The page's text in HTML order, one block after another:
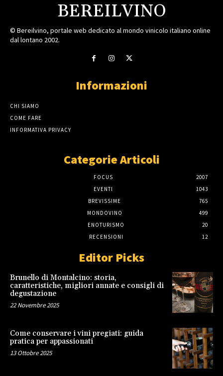
BEREILVINO
© Bereilvino, portale web dedicato al mondo vinicolo italiano online
dal lontano 2002.
Informazioni
CHI SIAMO
COME FARE
INFORMATIVA PRIVACY
Categorie Articoli
FOCUS
2007
EVENTI
1043
BREVISSIME
765
MONDOVINO
499
ENOTURISMO
20
RECENSIONI
12
Editor Picks
Brunello di Montalcino: storia,
caratteristiche, migliori annate e consigli di
degustazione
22 Novembre 2025
Come conservare i vini pregiati: guida
pratica per appassionati
13 Ottobre 2025